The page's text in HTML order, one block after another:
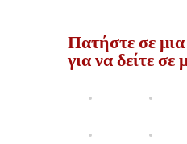
Πατήστε σε
για να δείτε σε